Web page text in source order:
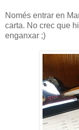
Només entrar en
carta. No crec que
enganxar ;)